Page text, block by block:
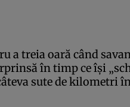
a treia oară când
în timp ce îşi
sute de kilometri